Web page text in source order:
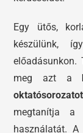
Egy ütős,
készülünk,
előadásunkon.
meg azt a
oktatósorozatot
megtanítja a
használatát.